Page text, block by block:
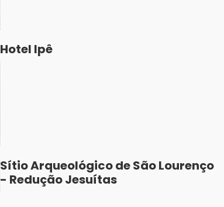
Hotel Ipê
Sítio Arqueológico de São Lourenço
- Redução Jesuítas